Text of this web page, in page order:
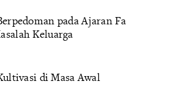
pada Ajaran Fa
Keluarga
di Masa Awal